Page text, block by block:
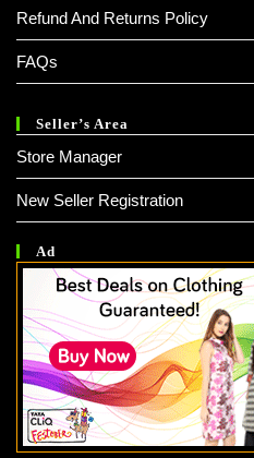
Refund And Returns Policy
FAQs
Seller’s Area
Store Manager
New Seller Registration
Ad